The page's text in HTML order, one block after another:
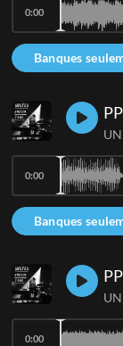
Banques
0:00
Banques
0:00
0:00